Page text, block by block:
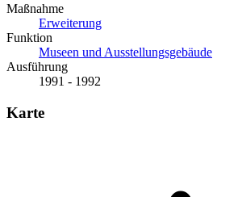
Maßnahme
Erweiterung
Funktion
Museen und Ausstellungsgebäude
Ausführung
1991 - 1992
Karte